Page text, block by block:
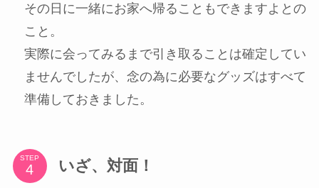
その日に一緒にお家へ帰ることもできますよとの
こと。
実際に会ってみるまで引き取ることは確定してい
ませんでしたが、念の為に必要なグッズはすべて
準備しておきました。
STEP いざ、対面！